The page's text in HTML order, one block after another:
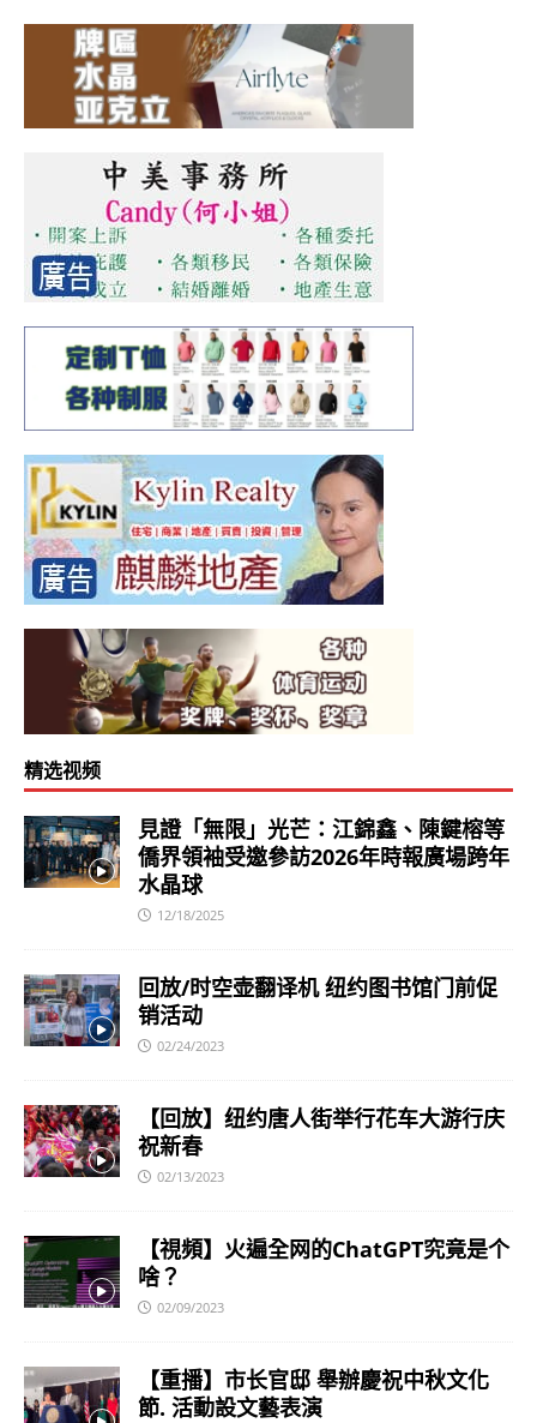
精选视频
見證「無限」光芒：江錦鑫、陳鍵榕等
僑界領袖受邀參訪2026年時報廣場跨年
水晶球
12/18/2025
回放/时空壶翻译机 纽约图书馆门前促
销活动
02/24/2023
【回放】纽约唐人街举行花车大游行庆
祝新春
02/13/2023
【視頻】火遍全网的ChatGPT究竟是个
啥？
02/09/2023
【重播】市长官邸 舉辦慶祝中秋文化
節. 活動設文藝表演